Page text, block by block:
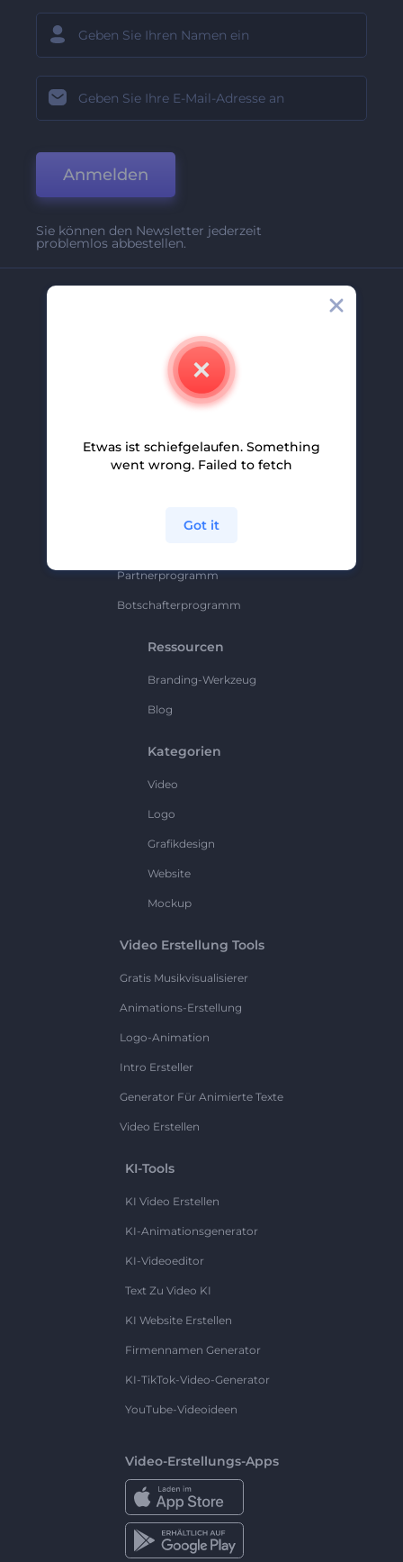
Anmelden
Sie können den Newsletter jederzeit
problemlos abbestellen.
Partnerprogramm
Partnerprogramm
Botschafterprogramm
Ressourcen
Branding-Werkzeug
Blog
Kategorien
Video
Logo
Grafikdesign
Website
Mockup
Video Erstellung Tools
Gratis Musikvisualisierer
Animations-Erstellung
Logo-Animation
Intro Ersteller
Generator Für Animierte Texte
Video Erstellen
KI-Tools
KI Video Erstellen
KI-Animationsgenerator
KI-Videoeditor
Text Zu Video KI
KI Website Erstellen
Firmennamen Generator
KI-TikTok-Video-Generator
YouTube-Videoideen
Video-Erstellungs-Apps
Etwas ist schiefgelaufen. Something
went wrong. Failed to fetch
Got it